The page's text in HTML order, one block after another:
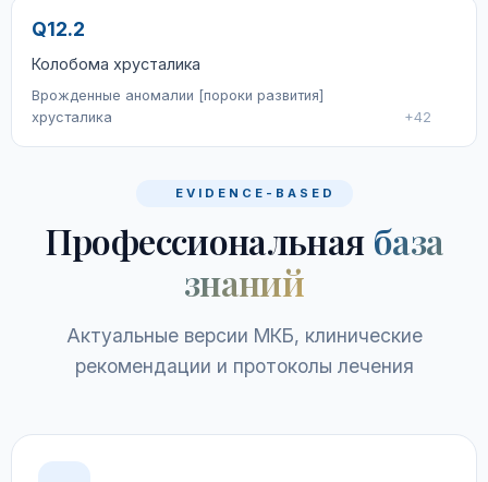
Q12.2
Колобома хрусталика
Врожденные аномалии [пороки развития]
хрусталика
+42
EVIDENCE-BASED
Профессиональная база
знаний
Актуальные версии МКБ, клинические
рекомендации и протоколы лечения